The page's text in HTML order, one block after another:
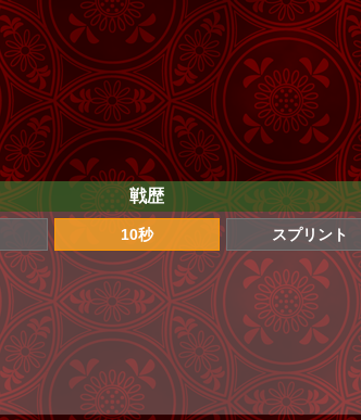
戦歴
10秒 スプリント